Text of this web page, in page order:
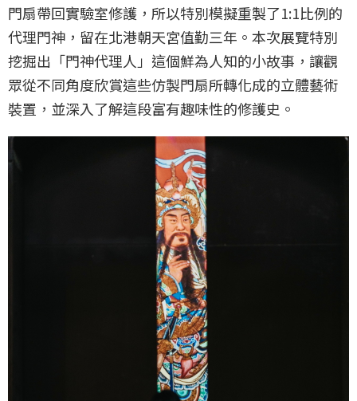
門扇帶回實驗室修護，所以特別模擬重製了1:1比例的
代理門神，留在北港朝天宮值勤三年。本次展覽特別
挖掘出「門神代理人」這個鮮為人知的小故事，讓觀
眾從不同角度欣賞這些仿製門扇所轉化成的立體藝術
裝置，並深入了解這段富有趣味性的修護史。